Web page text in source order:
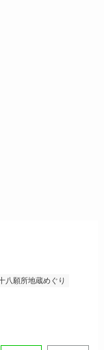
八願所地蔵めぐり